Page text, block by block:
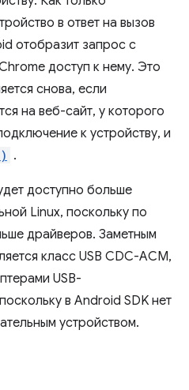
в ответ на вызов
отобразит запрос с
доступ к нему. Это
снова, если
на веб-сайт, у которого
к устройству, и
.
доступно больше
Linux, поскольку по
драйверов. Заметным
класс USB CDC-ACM,
USB-
в Android SDK нет
устройством.